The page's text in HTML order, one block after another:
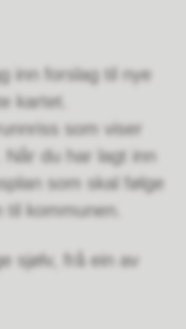
inn forslag til nye
kartet.
som viser
du har lagt inn
som skal følge
kommunen.
sjølv, frå ein av